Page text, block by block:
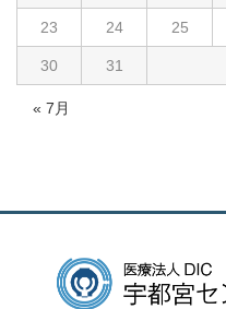
« 7月
23 24 25
30 31